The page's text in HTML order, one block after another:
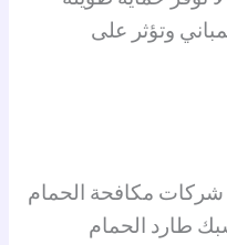
وتؤثر على
شركات مكافحة الحمام
طارد الحمام